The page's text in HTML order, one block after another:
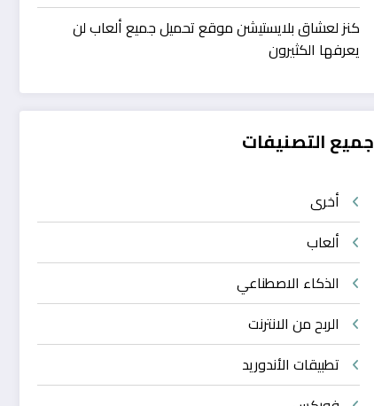
كنز لعشاق بلايستيشن موقع تحميل جميع ألعاب لن
يعرفها الكثيرون
جميع التصنيفات
أخرى
ألعاب
الذكاء الاصطناعي
الربح من الانترنت
تطبيقات الأندوريد